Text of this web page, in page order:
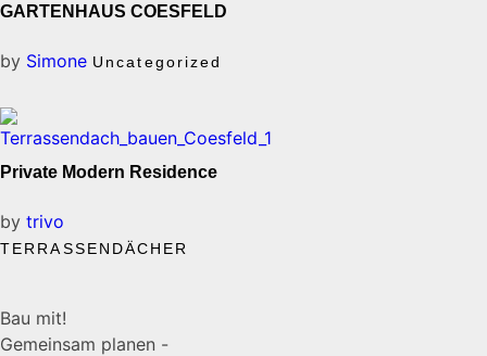
GARTENHAUS COESFELD
by Simone Uncategorized
Private Modern Residence
by trivo
TERRASSENDÄCHER
Bau mit!
Gemeinsam planen -